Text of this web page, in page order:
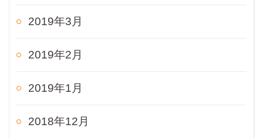
2019年3月
2019年2月
2019年1月
2018年12月